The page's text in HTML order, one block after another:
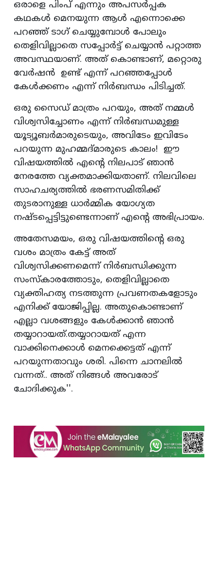
ഒരാളെ പിംപ് എന്നും അപസര്‍പ്പക
കഥകള്‍ മെനയുന്ന ആള്‍ എന്നൊക്കെ
പറഞ്ഞ് ടാഗ് ചെയ്യുമ്പോള്‍ പോലും
തെളിവില്ലാതെ സപ്പോര്‍ട്ട് ചെയ്യാന്‍ പറ്റാത്ത
അവസ്ഥയാണ്. അത് കൊണ്ടാണ്, മറ്റൊരു
വേര്‍ഷന്‍ ഉണ്ട് എന്ന് പറഞ്ഞപ്പോള്‍
കേള്‍ക്കണം എന്ന് നിര്‍ബന്ധം പിടിച്ചത്.
ഒരു സൈഡ് മാത്രം പറയും, അത് നമ്മള്‍
വിശ്വസിച്ചോണം എന്ന് നിര്‍ബന്ധമുള്ള
യൂട്യൂബര്‍മാരുടെയും, അവിടേം ഇവിടേം
പറയുന്ന മുഹമ്മദ്മാരുടെ കാലം! ഈ
വിഷയത്തില്‍ എന്റെ നിലപാട് ഞാന്‍
നേരത്തേ വ്യക്തമാക്കിയതാണ്. നിലവിലെ
സാഹചര്യത്തില്‍ ഭരണസമിതിക്ക്
തുടരാനുള്ള ധാര്‍മ്മിക യോഗ്യത
നഷ്ടപ്പെട്ടിട്ടുണ്ടെന്നാണ് എന്റെ അഭിപ്രായം.
അതേസമയം, ഒരു വിഷയത്തിന്റെ ഒരു
വശം മാത്രം കേട്ട് അത്
വിശ്വസിക്കണമെന്ന് നിര്‍ബന്ധിക്കുന്ന
സംസ്‌കാരത്തോടും, തെളിവില്ലാതെ
വ്യക്തിഹത്യ നടത്തുന്ന പ്രവണതകളോടും
എനിക്ക് യോജിപ്പില്ല. അതുകൊണ്ടാണ്
എല്ലാ വശങ്ങളും കേള്‍ക്കാന്‍ ഞാന്‍
തയ്യാറായത്.തയ്യാറായത് എന്ന
വാക്കിനെക്കാള്‍ മെനക്കെട്ടത് എന്ന്
പറയുന്നതാവും ശരി. പിന്നെ ചാനലില്‍
വന്നത്.. അത് നിങ്ങള്‍ അവരോട്
ചോദിക്കുക''.